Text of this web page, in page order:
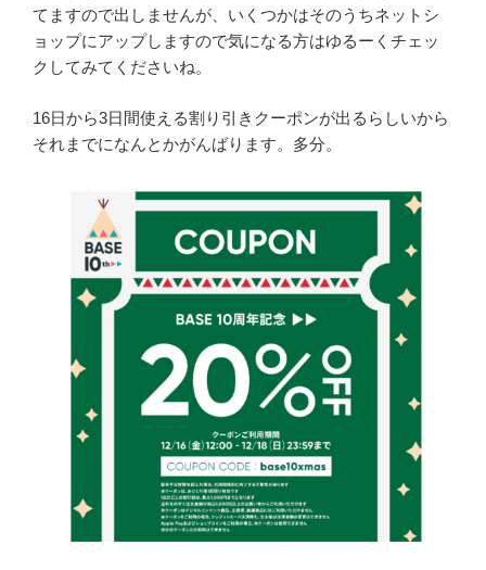
てますので出しませんが、いくつかはそのうちネットシ
ョップにアップしますので気になる方はゆるーくチェッ
クしてみてくださいね。
16日から3日間使える割り引きクーポンが出るらしいから
それまでになんとかがんばります。多分。